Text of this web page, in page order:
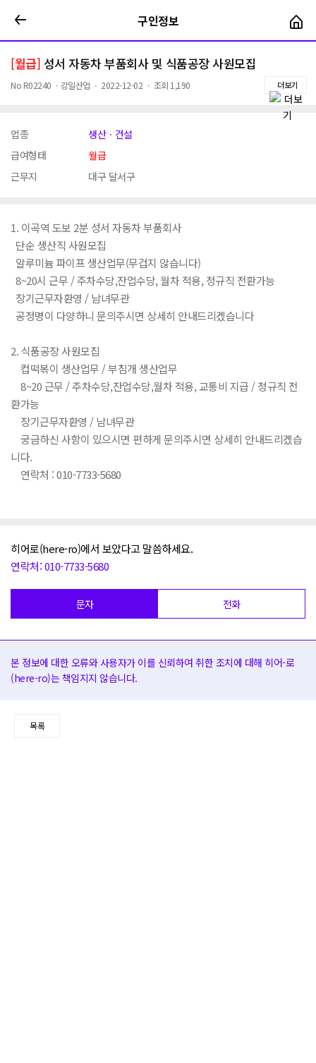
구인정보
[월급] 성서 자동차 부품회사 및 식품공장 사원모집
No R02240 ㆍ 강일산업 ㆍ 2022-12-02 ㆍ 조회 1,190 더보기
업종
생산ㆍ건설
급여형태
월급
근무지
대구 달서구
1. 이곡역 도보 2분 성서 자동차 부품회사
단순 생산직 사원모집
알루미늄 파이프 생산업무(무겁지 않습니다)
8~20시 근무 / 주차수당,잔업수당, 월차 적용, 정규직 전환가능
장기근무자환영 / 남녀무관
공정명이 다양하니 문의주시면 상세히 안내드리겠습니다
2. 식품공장 사원모집
컵떡볶이 생산업무 / 부침개 생산업무
8~20 근무 / 주차수당,잔업수당,월차 적용, 교통비 지급 / 정규직 전
환가능
장기근무자환영 / 남녀무관
궁금하신 사항이 있으시면 편하게 문의주시면 상세히 안내드리겠습
니다.
연락처 : 010-7733-5680
히어로(here-ro)에서 보았다고 말씀하세요.
연락처: 010-7733-5680
문자 전화
본 정보에 대한 오류와 사용자가 이를 신뢰하여 취한 조치에 대해 히어-로
(here-ro)는 책임지지 않습니다.
목록
구인정보